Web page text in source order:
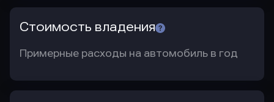
Стоимость владения
Примерные расходы на автомобиль в год